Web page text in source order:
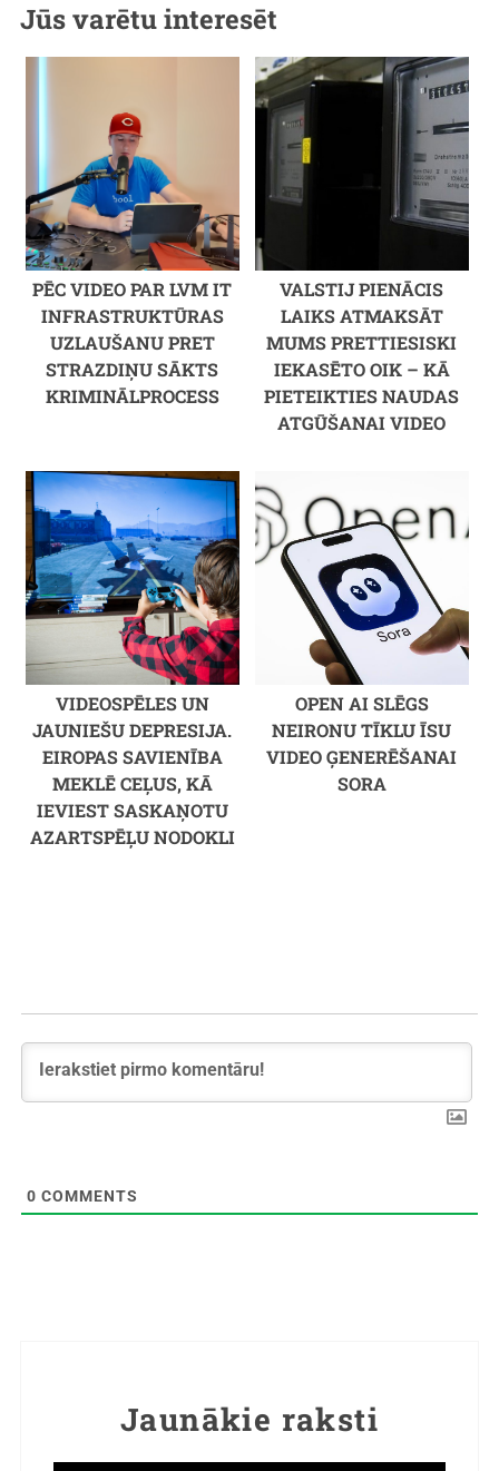
Jūs varētu interesēt
PĒC VIDEO PAR LVM IT
INFRASTRUKTŪRAS
UZLAUŠANU PRET
STRAZDIŅU SĀKTS
KRIMINĀLPROCESS
VALSTIJ PIENĀCIS
LAIKS ATMAKSĀT
MUMS PRETTIESISKI
IEKASĒTO OIK – KĀ
PIETEIKTIES NAUDAS
ATGŪŠANAI VIDEO
VIDEOSPĒLES UN
JAUNIEŠU DEPRESIJA.
EIROPAS SAVIENĪBA
MEKLĒ CEĻUS, KĀ
IEVIEST SASKAŅOTU
AZARTSPĒĻU NODOKLI
OPEN AI SLĒGS
NEIRONU TĪKLU ĪSU
VIDEO ĢENERĒŠANAI
SORA
0 COMMENTS
Jaunākie raksti